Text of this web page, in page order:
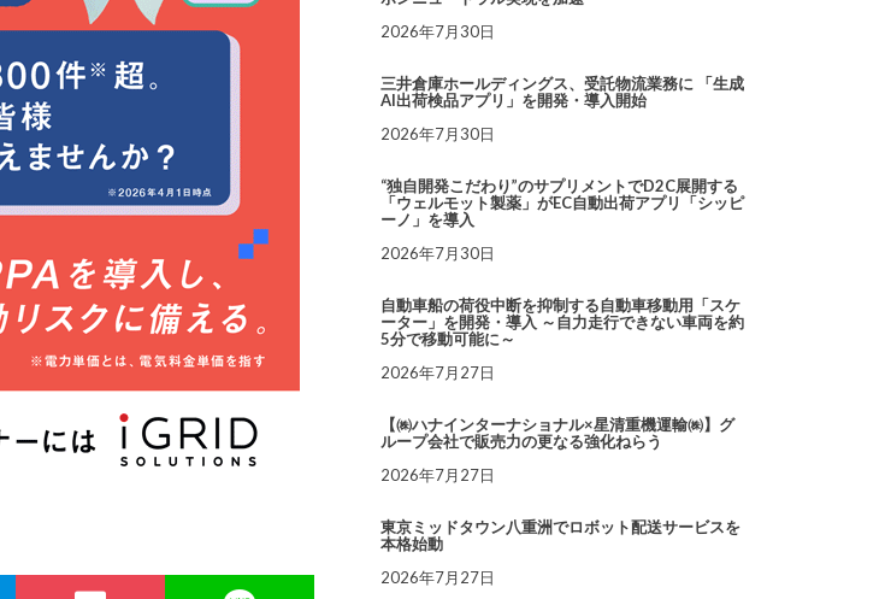
2026年7月30日
三井倉庫ホールディングス、受託物流業務に 「生成
AI出荷検品アプリ」を開発・導入開始
2026年7月30日
“独自開発こだわり”のサプリメントでD2C展開する
「ウェルモット製薬」がEC自動出荷アプリ「シッピ
ーノ」を導入
2026年7月30日
自動車船の荷役中断を抑制する自動車移動用「スケ
ーター」を開発・導入 ～自力走行できない車両を約
5分で移動可能に～
2026年7月27日
【㈱ハナインターナショナル×星清重機運輸㈱】グ
ループ会社で販売力の更なる強化ねらう
2026年7月27日
東京ミッドタウン八重洲でロボット配送サービスを
本格始動
2026年7月27日